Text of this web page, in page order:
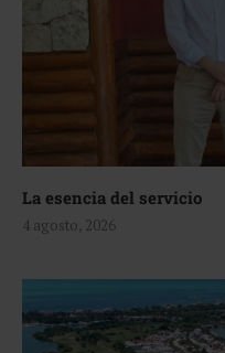
La esencia del servicio
4 agosto, 2026